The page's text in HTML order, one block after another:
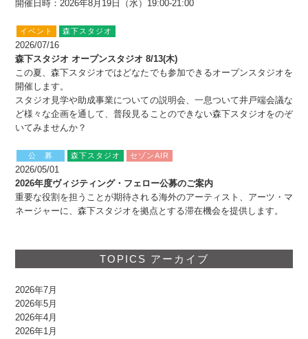
開催日時：2026年8月19日（水）19:00-21:00
イベント 森下スタジオ
2026/07/16
森下スタジオ オープンスタジオ 8/13(木)
この夏、森下スタジオではどなたでも参加できるオープンスタジオを
開催します。
スタジオ見学や助成事業についての説明会、一息ついて井戸端会議な
ど様々な企画を通して、普段見ることのできない森下スタジオをのぞ
いてみませんか？
公 募 森下スタジオ セゾンAIR
2026/05/01
2026年度ヴィジティング・フェロー公募のご案内
重要な役割を担うことが期待される海外のアーティスト、アーツ・マ
ネージャーに、森下スタジオを拠点とする滞在機会を提供します。
TOPICS アーカイブ
2026年7月
2026年5月
2026年4月
2026年1月